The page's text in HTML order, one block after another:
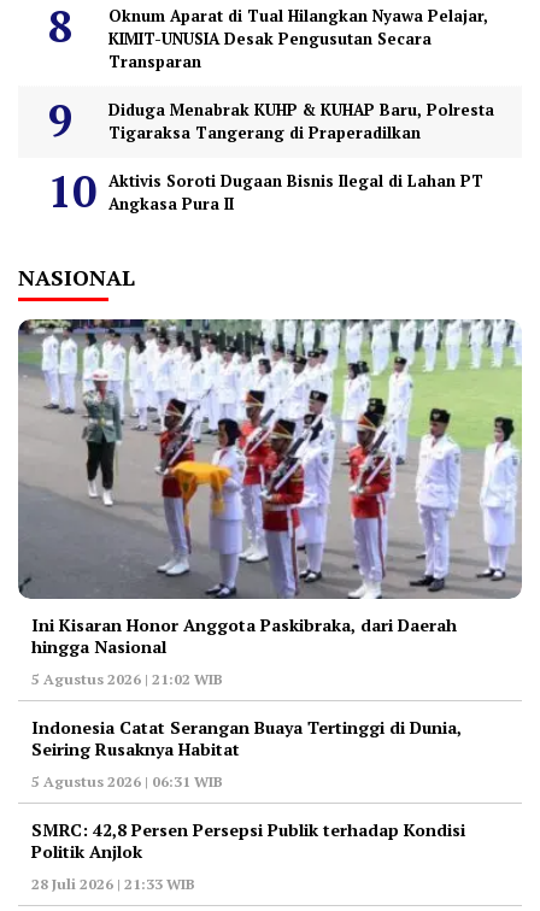
Oknum Aparat di Tual Hilangkan Nyawa Pelajar,
KIMIT-UNUSIA Desak Pengusutan Secara
Transparan
Diduga Menabrak KUHP & KUHAP Baru, Polresta
Tigaraksa Tangerang di Praperadilkan
Aktivis Soroti Dugaan Bisnis Ilegal di Lahan PT
Angkasa Pura II
NASIONAL
Ini Kisaran Honor Anggota Paskibraka, dari Daerah
hingga Nasional
5 Agustus 2026 | 21:02 WIB
Indonesia Catat Serangan Buaya Tertinggi di Dunia,
Seiring Rusaknya Habitat
5 Agustus 2026 | 06:31 WIB
‎SMRC: 42,8 Persen Persepsi Publik terhadap Kondisi
Politik Anjlok
28 Juli 2026 | 21:33 WIB